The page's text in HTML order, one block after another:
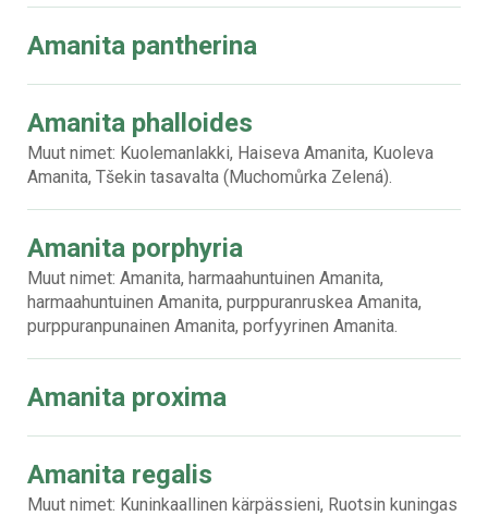
Amanita pantherina
Amanita phalloides
Muut nimet: Kuolemanlakki, Haiseva Amanita, Kuoleva
Amanita, Tšekin tasavalta (Muchomůrka Zelená).
Amanita porphyria
Muut nimet: Amanita, harmaahuntuinen Amanita,
harmaahuntuinen Amanita, purppuranruskea Amanita,
purppuranpunainen Amanita, porfyyrinen Amanita.
Amanita proxima
Amanita regalis
Muut nimet: Kuninkaallinen kärpässieni, Ruotsin kuningas